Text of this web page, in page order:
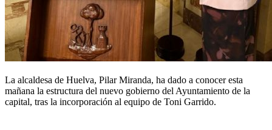
La alcaldesa de Huelva, Pilar Miranda, ha dado a conocer esta
mañana la estructura del nuevo gobierno del Ayuntamiento de la
capital, tras la incorporación al equipo de Toni Garrido.